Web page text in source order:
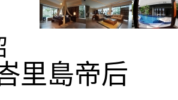
里島帝后